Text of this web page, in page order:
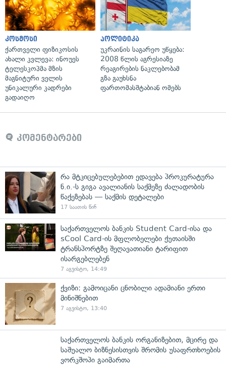
კოსმოსი
ქართველი ფიზიკოსის
ახალი კვლევა: ინოუეს
ტელესკოპმა მზის
მაგნიტური ველის
უნიკალური კადრები
გადაიღო
პოლიტიკა
უკრაინის საგარეო უწყება:
2008 წლის აგრესიაზე
რეაგირების ნაკლებობამ
გზა გაუხსნა
ფართომასშტაბიან ომებს
კომენტარები
რა მტკიცებულებებით ედავება პროკურატურა
ნ.ი.-ს გიგა ავალიანის საქმეზე ძალადობის
წაქეზებას — საქმის დეტალები
17 საათის წინ
საქართველოს ბანკის Student Card-ისა და
sCool Card-ის მფლობელები ქუთაისში
ტრანსპორტზე შეღავათიანი ტარიფით
ისარგებლებენ
7 აგვისტო, 14:49
ქვიზი: გამოიცანი ცნობილი ადამიანი ერთი
მინიშნებით
7 აგვისტო, 13:40
საქართველოს ბანკის ორგანიზებით, მცირე და
საშუალო ბიზნესისთვის შრომის უსაფრთხოების
ვორკშოპი გაიმართა